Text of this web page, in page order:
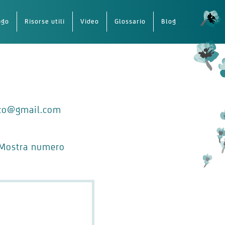
Risorse utili Video Glossario Blog
numero